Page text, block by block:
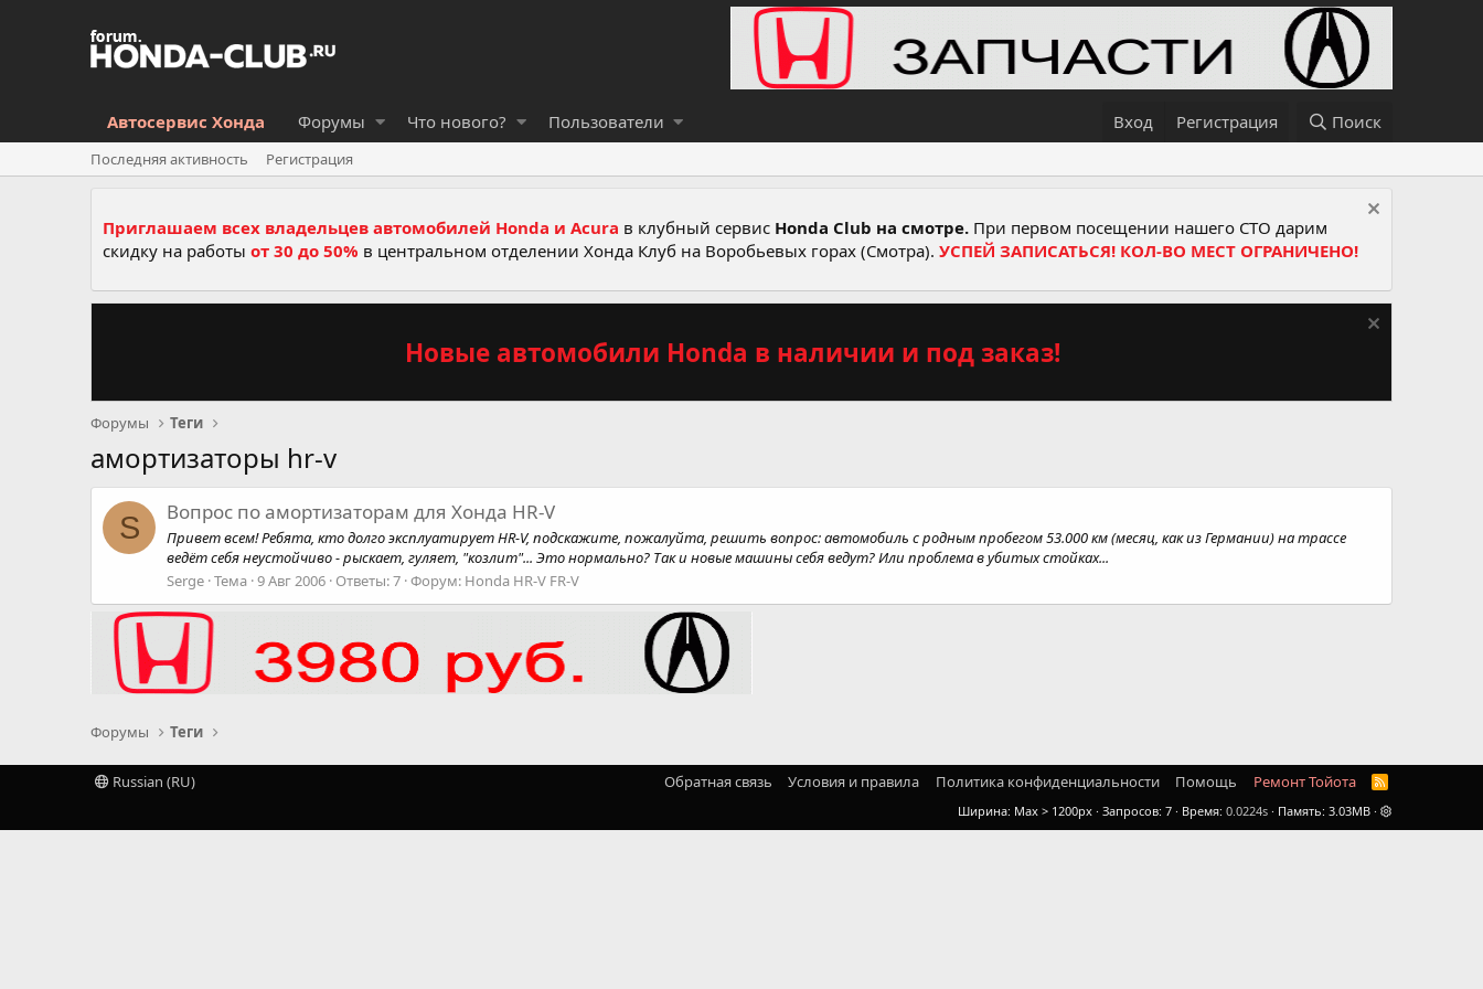
Автосервис Хонда Форумы Что нового? Пользователи Вход Регистрация Поиск
Последняя активность Регистрация
Приглашаем всех владельцев автомобилей Honda и Acura в клубный сервис Honda Club на смотре. При первом посещении нашего СТО дарим
скидку на работы от 30 до 50% в центральном отделении Хонда Клуб на Воробьевых горах (Смотра). УСПЕЙ ЗАПИСАТЬСЯ! КОЛ-ВО МЕСТ ОГРАНИЧЕНО!
Новые автомобили Honda в наличии и под заказ!
Форумы Теги
амортизаторы hr-v
S Вопрос по амортизаторам для Хонда HR-V
Привет всем! Ребята, кто долго эксплуатирует HR-V, подскажите, пожалуйта, решить вопрос: автомобиль с родным пробегом 53.000 км (месяц, как из Германии) на трассе
ведёт себя неустойчиво - рыскает, гуляет, "козлит"... Это нормально? Так и новые машины себя ведут? Или проблема в убитых стойках...
Serge Тема 9 Авг 2006 Ответы: 7 Форум: Honda HR-V FR-V
Форумы Теги
Russian (RU) Обратная связь Условия и правила Политика конфиденциальности Помощь Ремонт Тойота
R
S
Ширина Запросов 7 Время 0.0224s Память 3.03MB